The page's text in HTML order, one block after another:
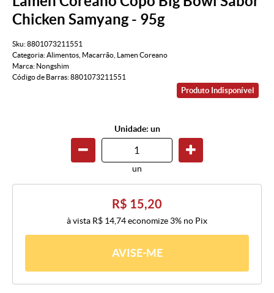
Chicken Samyang - 95g
Sku:8801073211551
Categoria:Alimentos Macarrão
Lamen Coreano
Marca: Nongshim
Código de Barras:8801073211551
Produto Indisponível
Unidade: un
un
R$ 15,20
à vista R$ 14,74economize 3% no Pix
AVISE-ME